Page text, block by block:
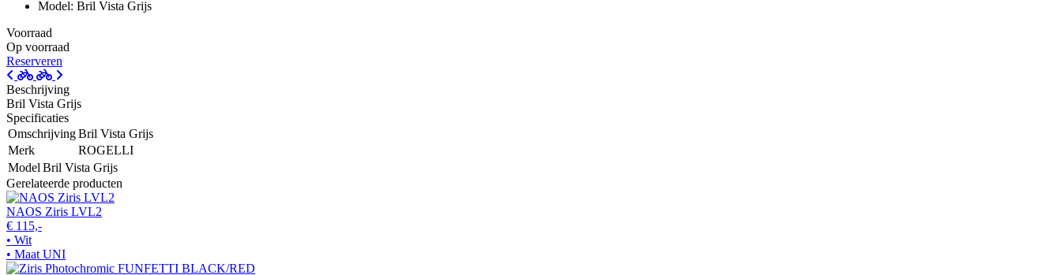
Model: Bril Vista Grijs
Voorraad
Op voorraad
Reserveren
Beschrijving
Bril Vista Grijs
Specificaties
OmschrijvingBril Vista Grijs
Merk
ROGELLI
Model Bril Vista Grijs
Gerelateerde producten
NAOS Ziris LVL2
€ 115,-
• Wit
• Maat UNI